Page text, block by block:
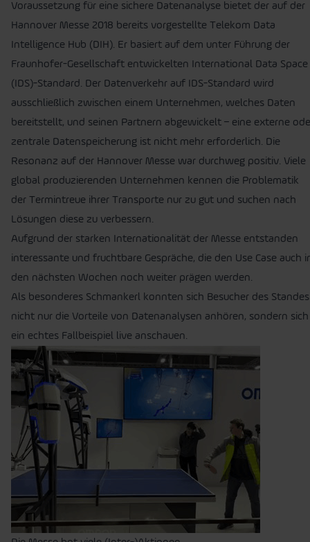
Voraussetzung für eine sichere Datenanalyse bietet der auf der
Hannover Messe 2018 bereits vorgestellte Telekom Data
Intelligence Hub (DIH). Er basiert auf dem unter Führung der
Fraunhofer-Gesellschaft entwickelten International Data Space
(IDS)-Standard. Der Datenverkehr auf IDS-Standard wird
ausschließlich zwischen einem Unternehmen, welches Daten
bereitstellt, und seinen Partnern abgewickelt – eine externe
zentrale Datenspeicherung ist nicht mehr erforderlich. Die
Resonanz auf der Hannover Messe war durchweg positiv. Viele
global produzierenden Unternehmen kennen die Problematik
der Termintreue ihrer Transporte nur zu gut und suchen nach
Lösungen diese zu verbessern.
Aufgrund der starken Internationalität der Messe entstanden
interessante und fruchtbare Gespräche, die den Use Case auch
den nächsten Wochen noch weiter prägen werden.
Als besonderes Schmankerl konnten sich Besucher des Standes
nicht nur die Vorteile von Datenanalysen anhören, sondern sich
ein echtes Fallbeispiel live anschauen.